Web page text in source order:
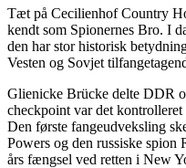
Tæt på Cecilienhof Country
kendt som Spionernes Bro. I
den har stor historisk
Vesten og Sovjet
Glienicke Brücke delte DDR
checkpoint var det
Den første fangeudveksling
Powers og den russiske
års fængsel ved retten i New